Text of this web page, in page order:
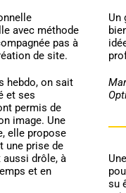
avec méthode
pas à
de site.
hebdo, on sait
et ses
permis de
image. Une
elle propose
une prise de
drôle, à
et en
Un
su